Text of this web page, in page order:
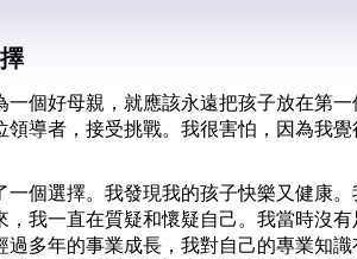
一個好母親，就應該永遠把孩子放在第
領導者，接受挑戰。我很害怕，因為我
一個選擇。我發現我的孩子快樂又健康
，我一直在質疑和懷疑自己。我當時沒
過多年的事業成長，我對自己的專業知